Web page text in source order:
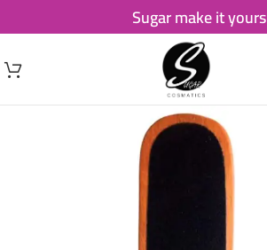
Sugar make it yours